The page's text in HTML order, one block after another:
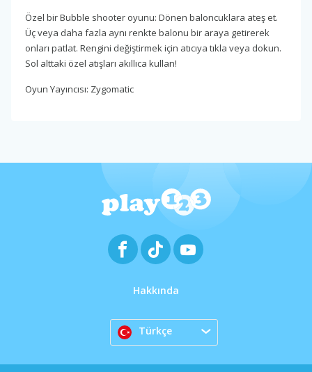
Özel bir Bubble shooter oyunu: Dönen baloncuklara ateş et.
Üç veya daha fazla aynı renkte balonu bir araya getirerek
onları patlat. Rengini değiştirmek için atıcıya tıkla veya dokun.
Sol alttaki özel atışları akıllıca kullan!
Oyun Yayıncısı: Zygomatic
Hakkında
Türkçe